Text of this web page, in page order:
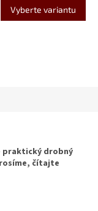
Vyberte variantu
praktický drobný
čítajte